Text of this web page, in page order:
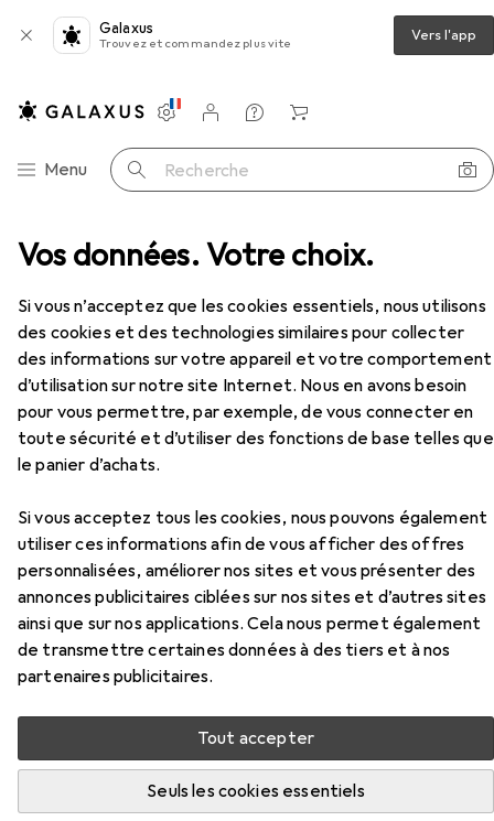
Vos données. Votre choix.
Si vous n’acceptez que les cookies essentiels, nous utilisons
des cookies et des technologies similaires pour collecter
des informations sur votre appareil et votre comportement
d’utilisation sur notre site Internet. Nous en avons besoin
pour vous permettre, par exemple, de vous connecter en
toute sécurité et d’utiliser des fonctions de base telles que
le panier d’achats.
Si vous acceptez tous les cookies, nous pouvons également
utiliser ces informations afin de vous afficher des offres
personnalisées, améliorer nos sites et vous présenter des
annonces publicitaires ciblées sur nos sites et d’autres sites
ainsi que sur nos applications. Cela nous permet également
de transmettre certaines données à des tiers et à nos
partenaires publicitaires.
Tout accepter
Seuls les cookies essentiels
Galaxus
Trouvez et commandez plus vite Vers l'app
Navigation par catégorie
Menu Recherche
Paramètres
Compte client
Listes de comparaison
Listes d'envies
Panier
Préservatifs Mister Size Fun Skin
EUR
4,85 à partir de 2 pièces EUR
1,62
Mister SizeFun Skin
3 pcs
Accessoires pour Mister Size Fun
Skin
Ici, vous trouverez des accessoires compatibles avec le
produit Mister Size Fun Skin de la catégorie Lubrifiant.
Pertinence